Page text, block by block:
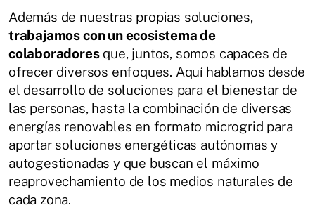
Además de nuestras propias soluciones,
trabajamos con un ecosistema de
colaboradoresque, juntos, somos capaces de
ofrecer diversos enfoques. Aquí hablamos desde
el desarrollo de soluciones para el bienestar de
las personas, hasta la combinación de diversas
energías renovables en formato microgrid para
aportar soluciones energéticas autónomas y
autogestionadas y que buscan el máximo
reaprovechamiento de los medios naturales de
cada zona.